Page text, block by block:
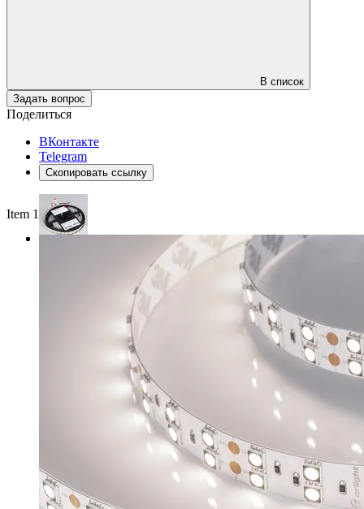
В список
Задать вопрос
Поделиться
ВКонтакте
Telegram
Скопировать ссылку
Item 1 of 3